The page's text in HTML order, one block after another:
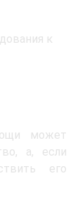
к
может
а, если
его